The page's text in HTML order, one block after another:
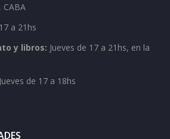
CABA
a 21hs
y libros: Jueves de 17 a 21hs, en la
Jueves de 17 a 18hs